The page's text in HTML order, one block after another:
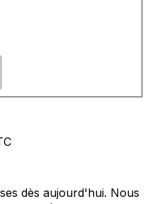
dès aujourd'hui. Nous